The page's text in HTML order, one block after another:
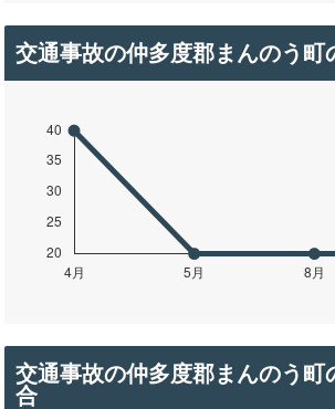
交通事故の仲多度郡まんのう町
交通事故の仲多度郡まんのう町
合